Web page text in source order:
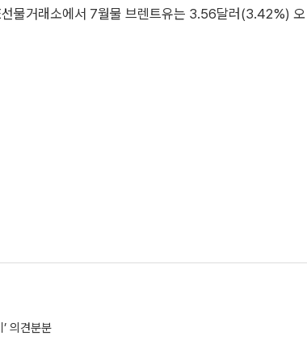
물거래소에서 7월물 브렌트유는 3.56달러(3.42%) 오
의견분분